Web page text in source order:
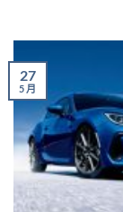
27
5 月